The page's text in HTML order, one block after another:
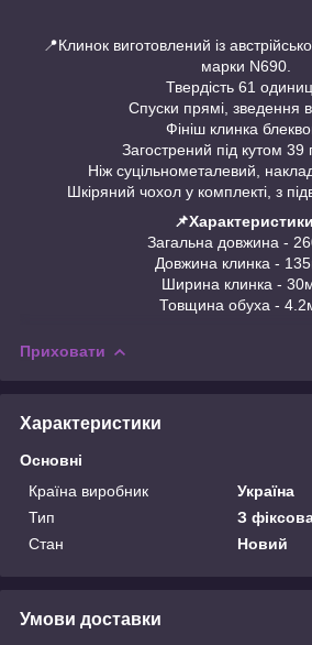
📍Клинок виготовлений із
марки N690.
Твердість 61
Спуски прямі, зведення
Фініш клинка
Загострений під кутом 39
Ніж суцільнометалевий,
Шкіряний чохол у комплекті, з
Загальна довжина -
Довжина клинка -
Ширина клинка -
Товщина обуха -
Приховати
Характеристики
Основні
Країна виробник
Україна
Тип
З
Стан
Новий
Умови доставки